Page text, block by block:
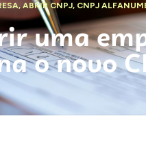
,ABRIR CNPJ, CNPJ
uma
o novo